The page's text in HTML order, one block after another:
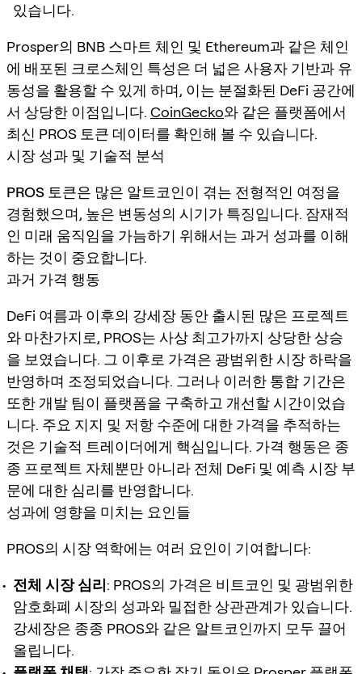
있습니다.
Prosper의 BNB 스마트 체인 및 Ethereum과 같은 체인
에 배포된 크로스체인 특성은 더 넓은 사용자 기반과 유
동성을 활용할 수 있게 하며, 이는 분절화된 DeFi 공간에
서 상당한 이점입니다. CoinGecko와 같은 플랫폼에서
최신 PROS 토큰 데이터를 확인해 볼 수 있습니다.
시장 성과 및 기술적 분석
PROS 토큰은 많은 알트코인이 겪는 전형적인 여정을
경험했으며, 높은 변동성의 시기가 특징입니다. 잠재적
인 미래 움직임을 가늠하기 위해서는 과거 성과를 이해
하는 것이 중요합니다.
과거 가격 행동
DeFi 여름과 이후의 강세장 동안 출시된 많은 프로젝트
와 마찬가지로, PROS는 사상 최고가까지 상당한 상승
을 보였습니다. 그 이후로 가격은 광범위한 시장 하락을
반영하며 조정되었습니다. 그러나 이러한 통합 기간은
또한 개발 팀이 플랫폼을 구축하고 개선할 시간이었습
니다. 주요 지지 및 저항 수준에 대한 가격을 추적하는
것은 기술적 트레이더에게 핵심입니다. 가격 행동은 종
종 프로젝트 자체뿐만 아니라 전체 DeFi 및 예측 시장 부
문에 대한 심리를 반영합니다.
성과에 영향을 미치는 요인들
PROS의 시장 역학에는 여러 요인이 기여합니다:
전체 시장 심리: PROS의 가격은 비트코인 및 광범위한
암호화폐 시장의 성과와 밀접한 상관관계가 있습니다.
강세장은 종종 PROS와 같은 알트코인까지 모두 끌어
올립니다.